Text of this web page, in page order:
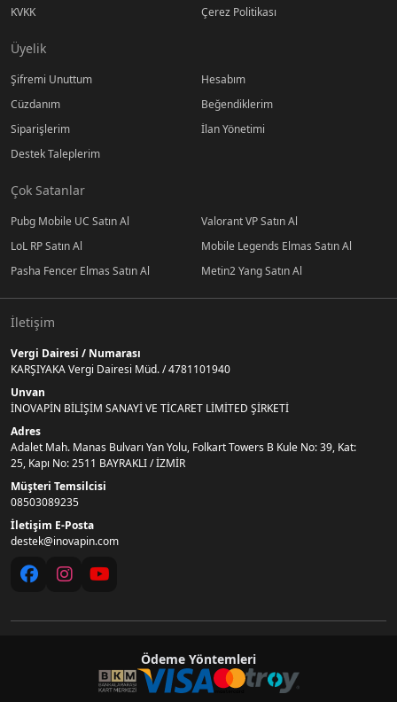
KVKK
Çerez Politikası
Üyelik
Şifremi Unuttum
Hesabım
Cüzdanım
Beğendiklerim
Siparişlerim
İlan Yönetimi
Destek Taleplerim
Çok Satanlar
Pubg Mobile UC Satın Al
Valorant VP Satın Al
LoL RP Satın Al
Mobile Legends Elmas Satın Al
Pasha Fencer Elmas Satın Al
Metin2 Yang Satın Al
İletişim
Vergi Dairesi / Numarası
KARŞIYAKA Vergi Dairesi Müd. / 4781101940
Unvan
İNOVAPİN BİLİŞİM SANAYİ VE TİCARET LİMİTED ŞİRKETİ
Adres
Adalet Mah. Manas Bulvarı Yan Yolu, Folkart Towers B Kule No: 39, Kat:
25, Kapı No: 2511 BAYRAKLI / İZMİR
Müşteri Temsilcisi
08503089235
İletişim E-Posta
destek@inovapin.com
Ödeme Yöntemleri